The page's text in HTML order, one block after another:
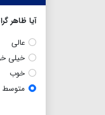
آیا ظاهر
عالی
خیلی
خوب
متوسط